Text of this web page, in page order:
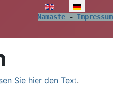
Sprache auswählen
Namaste - Impressum
Sie hier den Text.